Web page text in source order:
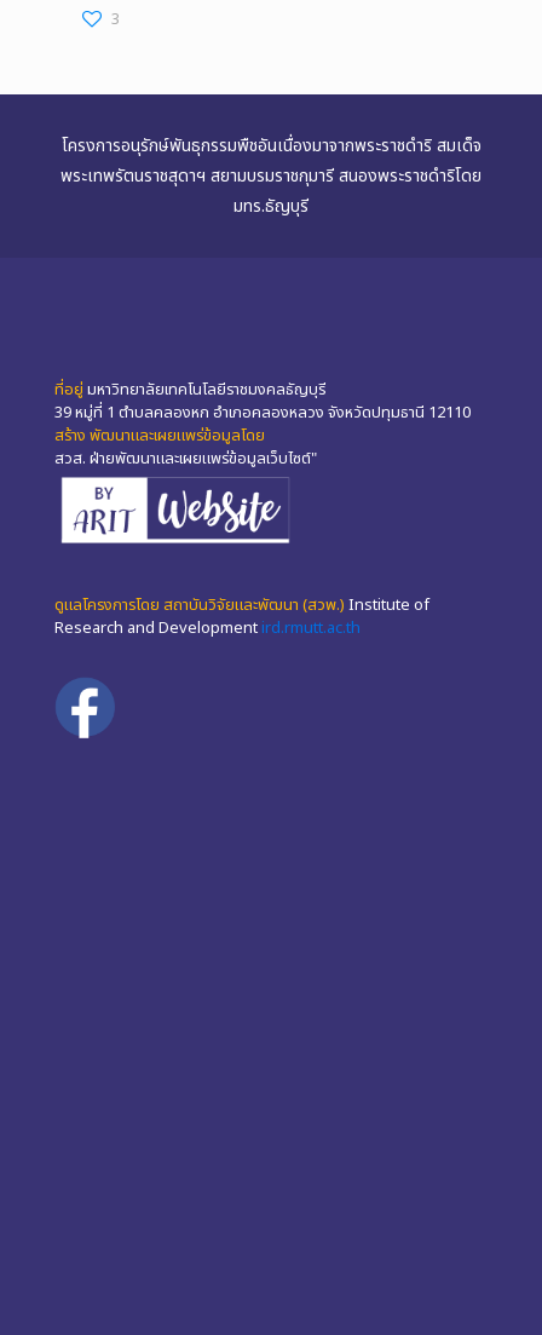
3
โครงการอนุรักษ์พันธุกรรมพืชอันเนื่องมาจากพระราชดำริ สมเด็จ
พระเทพรัตนราชสุดาฯ สยามบรมราชกุมารี สนองพระราชดำริโดย
มทร.ธัญบุรี
ที่อยู่ มหาวิทยาลัยเทคโนโลยีราชมงคลธัญบุรี
39 หมู่ที่ 1 ตำบลคลองหก อำเภอคลองหลวง จังหวัดปทุมธานี 12110
สร้าง พัฒนาและเผยแพร่ข้อมูลโดย
สวส. ฝ่ายพัฒนาและเผยแพร่ข้อมูลเว็บไซต์"
ดูแลโครงการโดย สถาบันวิจัยและพัฒนา (สวพ.) Institute of
Research and Development ird.rmutt.ac.th